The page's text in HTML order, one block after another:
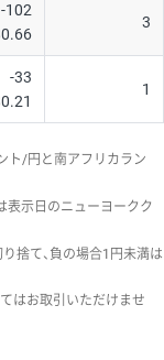
-102
3
-33
1
ト/円と南アフリカラン
表示日のニューヨークク
捨て、負の場合1円未満は
はお取引いただけませ